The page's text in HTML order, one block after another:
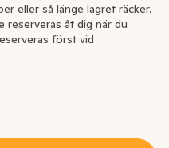
eller så länge lagret räcker.
reserveras åt dig när du
först vid